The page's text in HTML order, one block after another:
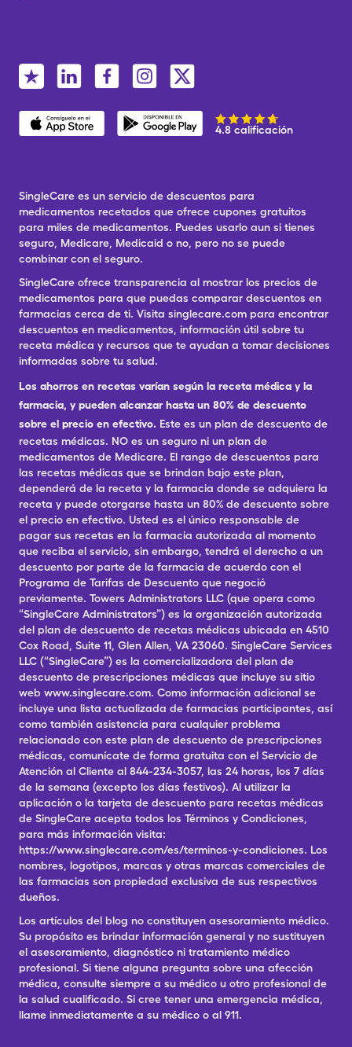
4.8 calificación
SingleCare es un servicio de descuentos para
medicamentos recetados que ofrece cupones gratuitos
para miles de medicamentos. Puedes usarlo aun si tienes
seguro, Medicare, Medicaid o no, pero no se puede
combinar con el seguro.
SingleCare ofrece transparencia al mostrar los precios de
medicamentos para que puedas comparar descuentos en
farmacias cerca de ti. Visita singlecare.com para encontrar
descuentos en medicamentos, información útil sobre tu
receta médica y recursos que te ayudan a tomar decisiones
informadas sobre tu salud.
Los ahorros en recetas varían según la receta médica y la
farmacia, y pueden alcanzar hasta un 80% de descuento
sobre el precio en efectivo. Este es un plan de descuento de
recetas médicas. NO es un seguro ni un plan de
medicamentos de Medicare. El rango de descuentos para
las recetas médicas que se brindan bajo este plan,
dependerá de la receta y la farmacia donde se adquiera la
receta y puede otorgarse hasta un 80% de descuento sobre
el precio en efectivo. Usted es el único responsable de
pagar sus recetas en la farmacia autorizada al momento
que reciba el servicio, sin embargo, tendrá el derecho a un
descuento por parte de la farmacia de acuerdo con el
Programa de Tarifas de Descuento que negoció
previamente. Towers Administrators LLC (que opera como
“SingleCare Administrators”) es la organización autorizada
del plan de descuento de recetas médicas ubicada en 4510
Cox Road, Suite 11, Glen Allen, VA 23060. SingleCare Services
LLC (“SingleCare”) es la comercializadora del plan de
descuento de prescripciones médicas que incluye su sitio
web www.singlecare.com. Como información adicional se
incluye una lista actualizada de farmacias participantes, así
como también asistencia para cualquier problema
relacionado con este plan de descuento de prescripciones
médicas, comunícate de forma gratuita con el Servicio de
Atención al Cliente al 844-234-3057, las 24 horas, los 7 días
de la semana (excepto los días festivos). Al utilizar la
aplicación o la tarjeta de descuento para recetas médicas
de SingleCare acepta todos los Términos y Condiciones,
para más información visita:
https://www.singlecare.com/es/terminos-y-condiciones. Los
nombres, logotipos, marcas y otras marcas comerciales de
las farmacias son propiedad exclusiva de sus respectivos
dueños.
Los artículos del blog no constituyen asesoramiento médico.
Su propósito es brindar información general y no sustituyen
el asesoramiento, diagnóstico ni tratamiento médico
profesional. Si tiene alguna pregunta sobre una afección
médica, consulte siempre a su médico u otro profesional de
la salud cualificado. Si cree tener una emergencia médica,
llame inmediatamente a su médico o al 911.